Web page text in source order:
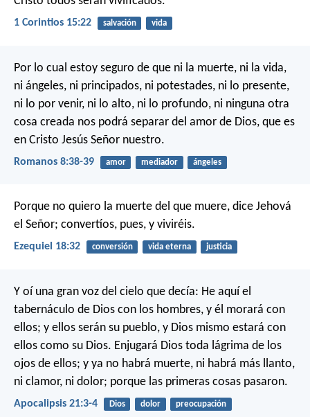
1 Corintios 15:22 salvación vida
Por lo cual estoy seguro de que ni la muerte, ni la vida,
ni ángeles, ni principados, ni potestades, ni lo presente,
ni lo por venir, ni lo alto, ni lo profundo, ni ninguna otra
cosa creada nos podrá separar del amor de Dios, que es
en Cristo Jesús Señor nuestro.
Romanos 8:38-39 amor mediador ángeles
Porque no quiero la muerte del que muere, dice Jehová
el Señor; convertíos, pues, y viviréis.
Ezequiel 18:32 conversión vida eterna justicia
Y oí una gran voz del cielo que decía: He aquí el
tabernáculo de Dios con los hombres, y él morará con
ellos; y ellos serán su pueblo, y Dios mismo estará con
ellos como su Dios. Enjugará Dios toda lágrima de los
ojos de ellos; y ya no habrá muerte, ni habrá más llanto,
ni clamor, ni dolor; porque las primeras cosas pasaron.
Apocalipsis 21:3-4 Dios dolor preocupación